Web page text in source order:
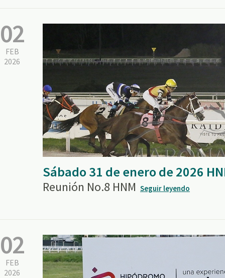
02
FEB
2026
Sábado 31 de enero de 2026
Reunión No.8 HNM Seguir leyendo
02
FEB
2026